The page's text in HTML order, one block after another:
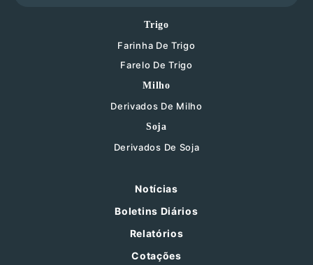
Trigo
Farinha De Trigo
Farelo De Trigo
Milho
Derivados De Milho
Soja
Derivados De Soja
Notícias
Boletins Diários
Relatórios
Cotações